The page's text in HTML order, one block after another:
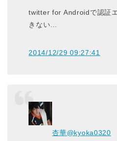
twitter for Androidで認証
きない…
2014/12/29 09:27:41
杏華@kyoka0320